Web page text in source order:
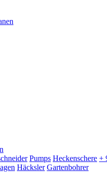
Pumps Heckenschere +
Häcksler Gartenbohrer